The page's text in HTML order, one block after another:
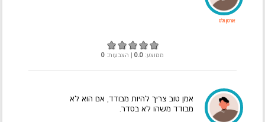
אורסון וולס
ממוצע: 0.0 | הצבעות: 0
אמן טוב צריך להיות מבודד, אם הוא לא
מבודד משהו לא בסדר.